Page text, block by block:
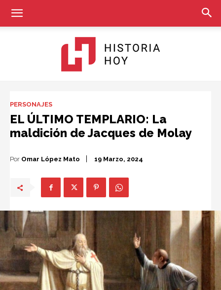
Hoy
PERSONAJES
EL ÚLTIMO TEMPLARIO: La
maldición de Jacques de Molay
Por Omar López Mato 19 Marzo, 2024